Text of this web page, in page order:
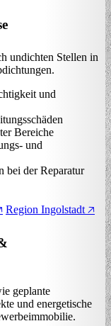
undichten Stellen in
und
Bereiche
und
bei der Reparatur
Region Ingolstadt 🡥
geplante
und energetische